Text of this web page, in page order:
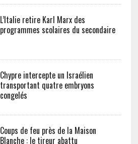
L’Italie retire Karl Marx des
programmes scolaires du secondaire
Chypre intercepte un Israélien
transportant quatre embryons
congelés
Coups de feu près de la Maison
Blanche : le tireur abattu